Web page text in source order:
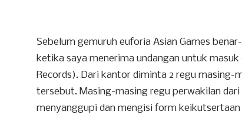
Sebelum gemuruh euforia Asian Games
ketika saya menerima undangan untuk
Records). Dari kantor diminta 2 regu
tersebut. Masing-masing regu perwakilan
menyanggupi dan mengisi form